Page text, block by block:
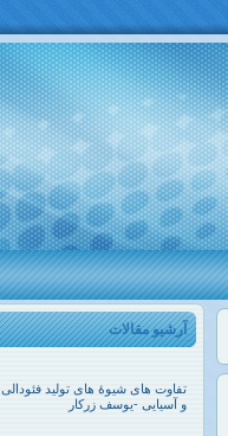
آرشیو مقالات
تفاوت های شیوۀ های تولید فئودالی
و آسیایی -یوسف زرکار